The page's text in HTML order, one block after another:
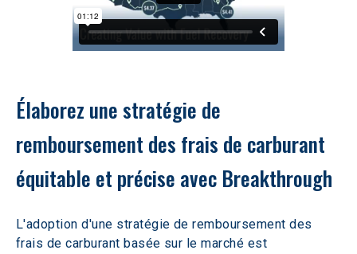
Élaborez une stratégie de
remboursement des frais de carburant
équitable et précise avec Breakthrough
L'adoption d'une stratégie de remboursement des
frais de carburant basée sur le marché est